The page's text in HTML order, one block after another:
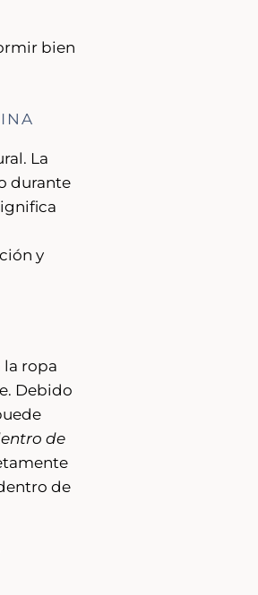
bien
La
durante
y
la ropa
Debido
de
de